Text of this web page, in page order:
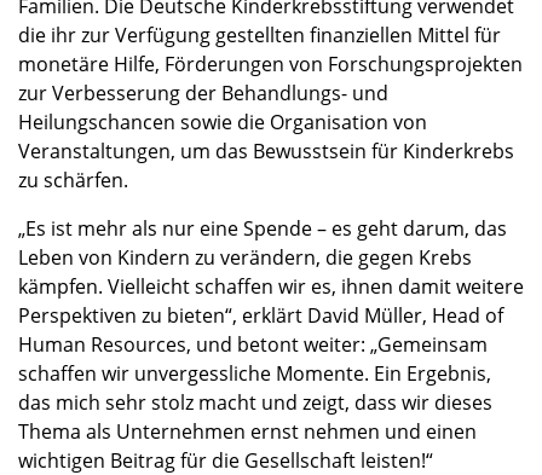
Familien. Die Deutsche Kinderkrebsstiftung verwendet
die ihr zur Verfügung gestellten finanziellen Mittel für
monetäre Hilfe, Förderungen von Forschungsprojekten
zur Verbesserung der Behandlungs- und
Heilungschancen sowie die Organisation von
Veranstaltungen, um das Bewusstsein für Kinderkrebs
zu schärfen.
„Es ist mehr als nur eine Spende – es geht darum, das
Leben von Kindern zu verändern, die gegen Krebs
kämpfen. Vielleicht schaffen wir es, ihnen damit weitere
Perspektiven zu bieten“, erklärt David Müller, Head of
Human Resources, und betont weiter: „Gemeinsam
schaffen wir unvergessliche Momente. Ein Ergebnis,
das mich sehr stolz macht und zeigt, dass wir dieses
Thema als Unternehmen ernst nehmen und einen
wichtigen Beitrag für die Gesellschaft leisten!“